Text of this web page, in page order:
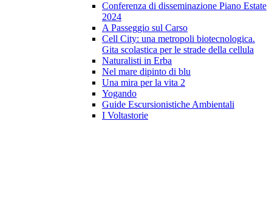
Conferenza di disseminazione Piano Estate
2024
A Passeggio sul Carso
Cell City: una metropoli biotecnologica.
Gita scolastica per le strade della cellula
Naturalisti in Erba
Nel mare dipinto di blu
Una mira per la vita 2
Yogando
Guide Escursionistiche Ambientali
I Voltastorie